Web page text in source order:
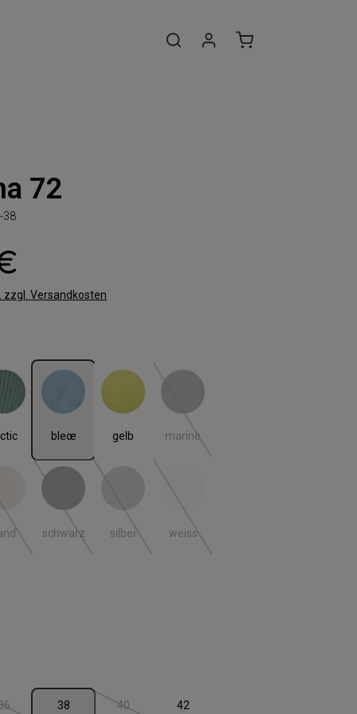
72
38
zzgl. Versandkosten
ist zurzeit nicht verfügbar.)
bleœ
bleœ
gelb
gelb
marine
marine
(Diese Option ist zurzeit nicht
ist zurzeit nicht verfügbar.)
(Diese Option ist zurzeit nicht verfügbar.)
schwarz
schwarz
(Diese Option ist zurzeit nicht verfügbar.)
silber
(Diese Option ist zurzeit nicht verfügbar.)
weiss
weiss
(Diese Option ist zurzeit nicht
ist zurzeit nicht verfügbar.)
(Diese Option ist zurzeit nicht verfügbar.)
38 40(Diese Option ist zurzeit nicht verfügbar.)
42